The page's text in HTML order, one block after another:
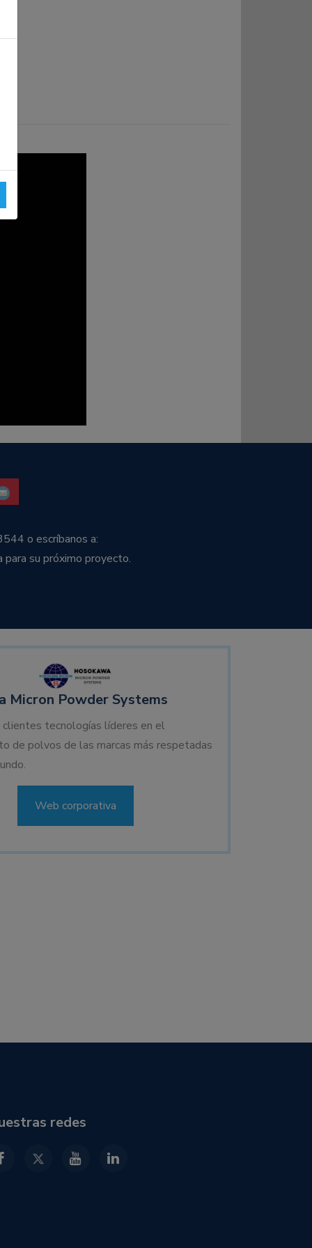
o escríbanos a:
su próximo proyecto.
Micron Powder Systems
tecnologías líderes en el
de polvos de las marcas más respetadas
Web corporativa
redes